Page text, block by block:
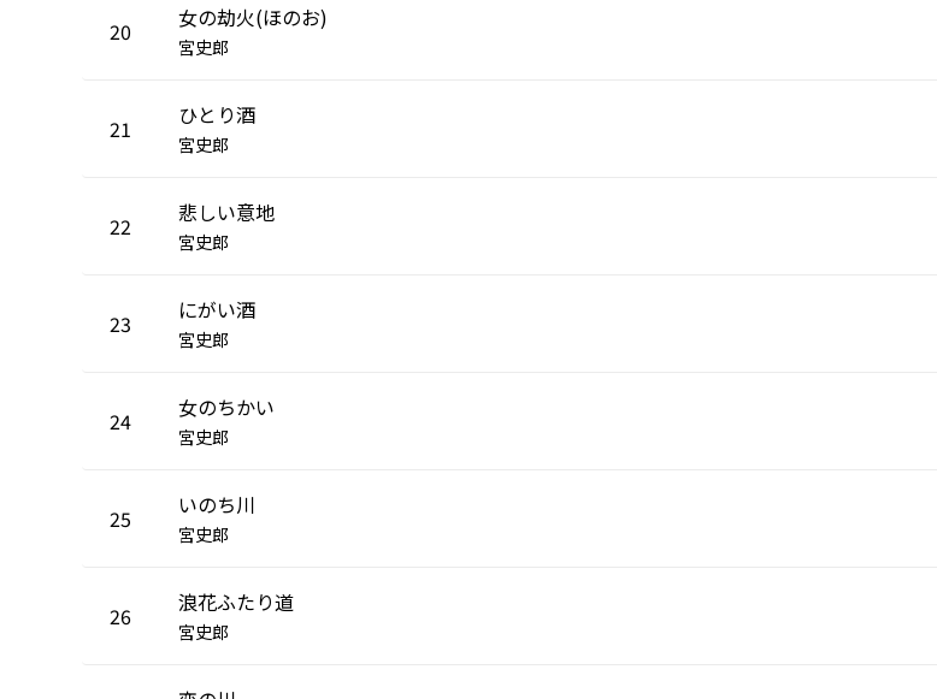
20 女の劫火(ほのお)
宮史郎
21 ひとり酒
宮史郎
22 悲しい意地
宮史郎
23 にがい酒
宮史郎
24 女のちかい
宮史郎
25 いのち川
宮史郎
26 浪花ふたり道
宮史郎